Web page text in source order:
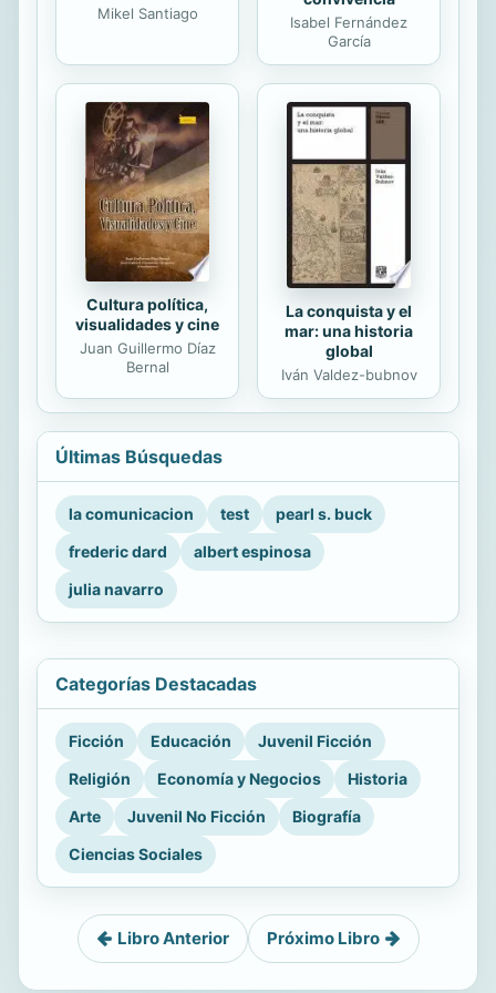
Mikel Santiago
Isabel Fernández
García
Cultura política,
visualidades y cine
Juan Guillermo Díaz
Bernal
La conquista y el
mar: una historia
global
Iván Valdez-bubnov
Últimas Búsquedas
la comunicacion test
pearl s. buck
frederic dard
albert espinosa
julia navarro
Categorías Destacadas
Ficción Educación
Juvenil Ficción
Religión
Economía y Negocios
Historia
Arte
Juvenil No Ficción
Biografía
Ciencias Sociales
Libro Anterior Próximo Libro